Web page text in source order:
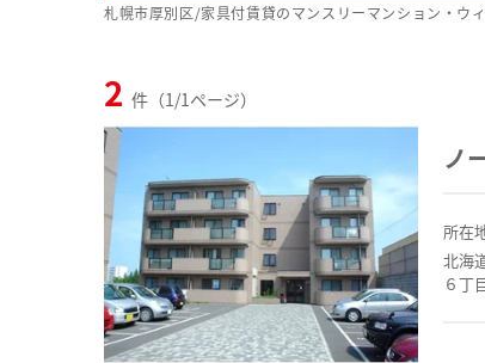
2 件（1/1ページ）
ノ
所在
北海
６丁
札幌市厚別区/家具付賃貸のマンスリーマンション・ウ